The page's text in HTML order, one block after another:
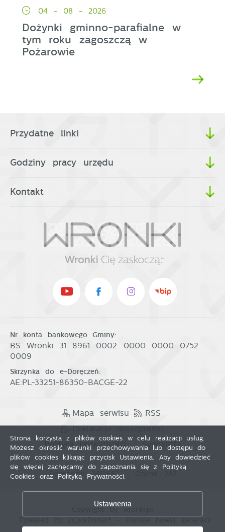
04 - 08 - 2026
Dożynki gminno-parafialne w
tym roku zagoszczą w
Pożarowie
Przydatne linki
Godziny pracy urzędu
Kontakt
Nr konta bankowego Gminy:
BS Wronki 31 8961 0002 0000 0000 0752
0009
Skrzynka do e-Doręczeń:
AE:PL-33251-86350-BACGE-22
Mapa serwisu
RSS
Deklaracja dostępności
Polityka prywatności
Sygnalista
Odwiedzin: 3813682
Strona korzysta z plików cookies w celu realizacji usług.
Możesz określić warunki przechowywania lub dostępu do
plików cookies klikając przycisk Ustawienia. Aby dowiedzieć
się więcej zachęcamy do zapoznania się z Polityką
Cookies oraz Polityką Prywatności.
Ustawienia
Zezwól na wszystkie